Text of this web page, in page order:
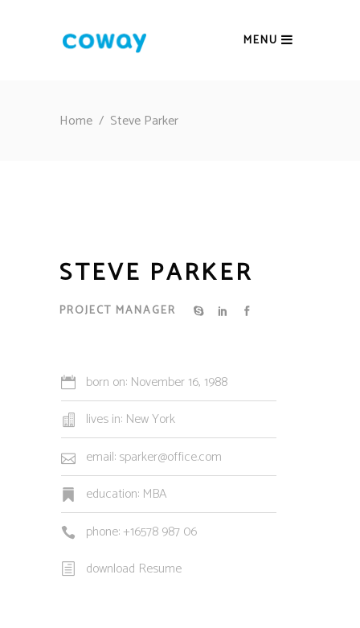
MENU
Home / Steve Parker
STEVE PARKER
PROJECT MANAGER
born on: November 16, 1988
lives in: New York
email: sparker@office.com
education: MBA
phone: +16578 987 06
download Resume